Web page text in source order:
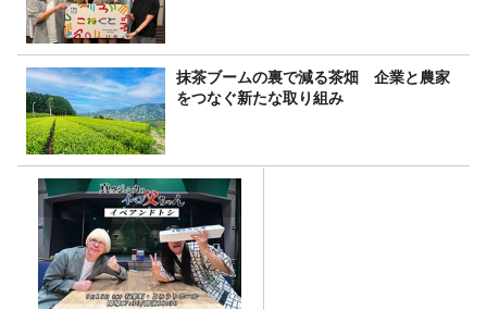
抹茶ブームの裏で減る茶畑 企業と農家
をつなぐ新たな取り組み